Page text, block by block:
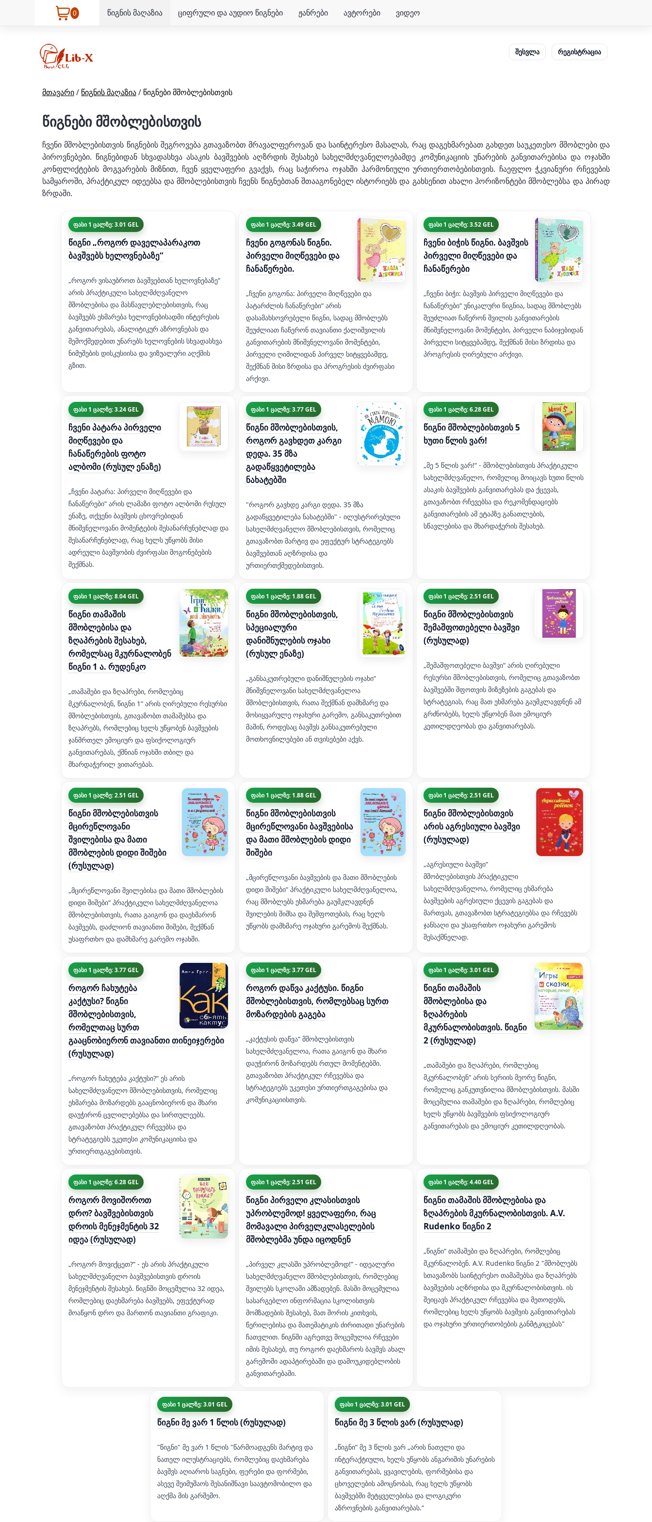
0 წიგნის მაღაზია ციფრული და აუდიო წიგნები ჟანრები ავტორები ვიდეო
შესვლა რეგისტრაცია
მთავარი/ წიგნის მაღაზია/ წიგნები მშობლებისთვის
წიგნები მშობლებისთვის
ჩვენი მშობლებისთვის წიგნების შეგროვება გთავაზობთ მრავალფეროვან და საინტერესო მასალას, რაც დაგეხმარებათ გახდეთ საუკეთესო მშობლები და
პიროვნებები. წიგნებიდან სხვადასხვა ასაკის ბავშვების აღზრდის შესახებ სახელმძღვანელოებამდე კომუნიკაციის უნარების განვითარებისა და ოჯახში
კონფლიქტების მოგვარების მიზნით, ჩვენ ყველაფერი გვაქვს, რაც საჭიროა ოჯახში ჰარმონიული ურთიერთობებისთვის. ჩაეფლო ჭკვიანური რჩევების
სამყაროში, პრაქტიკულ იდეებსა და მშობლებისთვის ჩვენს წიგნებთან შთააგონებელ ისტორიებს და გახსენით ახალი ჰორიზონტები მშობლებსა და პირად
ზრდაში.
ფასი 1 ცალზე: 3.01 GEL
წიგნი „როგორ დაველაპარაკოთ
ბავშვებს ხელოვნებაზე“
„როგორ ვისაუბროთ ბავშვებთან ხელოვნებაზე“
არის პრაქტიკული სახელმძღვანელო
მშობლებისა და მასწავლებლებისთვის, რაც
ბავშვებს ეხმარება ხელოვნებისადმი ინტერესის
განვითარებას, ანალიტიკურ აზროვნებას და
შემოქმედებით უნარებს ხელოვნების სხვადასხვა
ნიმუშების დისკუსიისა და ვიზუალური აღქმის
გზით.
ფასი 1 ცალზე: 3.49 GEL
ჩვენი გოგონას წიგნი.
პირველი მიღწევები და
ჩანაწერები.
„ჩვენი გოგონა: პირველი მიღწევები და
პატარძლის ჩანაწერები“ არის
დასამახსოვრებელი წიგნი, სადაც მშობლებს
შეუძლიათ ჩაწერონ თავიანთი ქალიშვილის
განვითარების მნიშვნელოვანი მომენტები,
პირველი ღიმილიდან პირველ სიტყვებამდე,
შექმნან მისი ზრდისა და პროგრესის ძვირფასი
არქივი.
ფასი 1 ცალზე: 3.52 GEL
ჩვენი ბიჭის წიგნი. ბავშვის
პირველი მიღწევები და
ჩანაწერები
„ჩვენი ბიჭი: ბავშვის პირველი მიღწევები და
ჩანაწერები“ უნიკალური წიგნია, სადაც მშობლებს
შეუძლიათ ჩაწერონ შვილის განვითარების
მნიშვნელოვანი მომენტები, პირველი ნაბიჯებიდან
პირველი სიტყვებამდე, შექმნან მისი ზრდისა და
პროგრესის ღირებული არქივი.
ფასი 1 ცალზე: 3.24 GEL
ჩვენი პატარა პირველი
მიღწევები და
ჩანაწერების ფოტო
ალბომი (რუსულ ენაზე)
„ჩვენი პატარა: პირველი მიღწევები და
ჩანაწერები“ არის ლამაზი ფოტო ალბომი რუსულ
ენაზე, თქვენი ბავშვის ცხოვრებიდან
მნიშვნელოვანი მომენტების შესანარჩუნებლად და
შესანარჩუნებლად, რაც ხელს უწყობს მისი
ადრეული ბავშვობის ძვირფასი მოგონებების
შექმნას.
ფასი 1 ცალზე: 3.77 GEL
წიგნი მშობლებისთვის,
როგორ გავხდეთ კარგი
დედა. 35 მზა
გადაწყვეტილება
ნახატებში
"როგორ გავხდე კარგი დედა. 35 მზა
გადაწყვეტილება ნახატებში" - ილუსტრირებული
სახელმძღვანელო მშობლებისთვის, რომელიც
გთავაზობთ მარტივ და ეფექტურ სტრატეგიებს
ბავშვებთან აღზრდისა და
ურთიერთქმედებისთვის.
ფასი 1 ცალზე: 6.28 GEL
წიგნი მშობლებისთვის 5
ხუთი წლის ვარ!
„მე 5 წლის ვარ!“ - მშობლებისთვის პრაქტიკული
სახელმძღვანელო, რომელიც მოიცავს ხუთი წლის
ასაკის ბავშვების განვითარებას და ქცევას,
გთავაზობთ რჩევებსა და რეკომენდაციებს
განვითარების ამ ეტაპზე განათლების,
სწავლებისა და მხარდაჭერის შესახებ.
ფასი 1 ცალზე: 8.04 GEL
წიგნი თამაშის
მშობლებისა და
ზღაპრების შესახებ,
რომელსაც მკურნალობენ
წიგნი 1 ა. რუდენკო
„თამაშები და ზღაპრები, რომლებიც
მკურნალობენ, წიგნი 1“ არის ღირებული რესურსი
მშობლებისთვის, გთავაზობთ თამაშებსა და
ზღაპრებს, რომლებიც ხელს უწყობენ ბავშვების
ჯანმრთელ ემოციურ და ფსიქოლოგიურ
განვითარებას, ქმნიან ოჯახში თბილ და
მხარდაჭერილ ვითარებას.
ფასი 1 ცალზე: 1.88 GEL
წიგნი მშობლებისთვის,
სპეციალური
დანიშნულების ოჯახი
(რუსულ ენაზე)
„განსაკუთრებული დანიშნულების ოჯახი“
მნიშვნელოვანი სახელმძღვანელოა
მშობლებისთვის, რათა შექმნან დამხმარე და
მოსიყვარულე ოჯახური გარემო, განსაკუთრებით
მაშინ, როდესაც ბავშვს განსაკუთრებული
მოთხოვნილებები ან თვისებები აქვს.
ფასი 1 ცალზე: 2.51 GEL
წიგნი მშობლებისთვის
შემაშფოთებელი ბავშვი
(რუსულად)
„შემაშფოთებელი ბავშვი“ არის ღირებული
რესურსი მშობლებისთვის, რომელიც გთავაზობთ
ბავშვებში შფოთვის მიზეზების გაგებას და
სტრატეგიას, რაც მათ ეხმარება გაუმკლავდნენ ამ
გრძნობებს, ხელს უწყობენ მათ ემოციურ
კეთილდღეობას და განვითარებას.
ფასი 1 ცალზე: 2.51 GEL
წიგნი მშობლებისთვის
მცირეწლოვანი
შვილებისა და მათი
მშობლების დიდი შიშები
(რუსულად)
„მცირეწლოვანი შვილებისა და მათი მშობლების
დიდი შიშები“ პრაქტიკული სახელმძღვანელოა
მშობლებისთვის, რათა გაიგონ და დაეხმარონ
ბავშვებს, დაძლიონ თავიანთი შიშები, შექმნან
უსაფრთხო და დამხმარე გარემო ოჯახში.
ფასი 1 ცალზე: 1.88 GEL
წიგნი მშობლებისთვის
მცირეწლოვანი ბავშვებისა
და მათი მშობლების დიდი
შიშები
„მცირეწლოვანი ბავშვების და მათი მშობლების
დიდი შიშები“ პრაქტიკული სახელმძღვანელოა,
რაც მშობლებს ეხმარება გაუმკლავდნენ
შვილების შიშსა და შეშფოთებას, რაც ხელს
უწყობს დამხმარე ოჯახური გარემოს შექმნას.
ფასი 1 ცალზე: 2.51 GEL
წიგნი მშობლებისთვის
არის აგრესიული ბავშვი
(რუსულად)
„აგრესიული ბავშვი“
მშობლებისთვის პრაქტიკული
სახელმძღვანელოა, რომელიც ეხმარება
ბავშვების აგრესიული ქცევის გაგებას და
მართვას, გთავაზობთ სტრატეგიებსა და რჩევებს
ჯანსაღი და უსაფრთხო ოჯახური გარემოს
შესაქმნელად.
ფასი 1 ცალზე: 3.77 GEL
როგორ ჩახუტება
კაქტუსი? წიგნი
მშობლებისთვის,
რომელთაც სურთ
გააცნობიერონ თავიანთი თინეიჯერები
(რუსულად)
„როგორ ჩახუტება კაქტუსი?“ ეს არის
სახელმძღვანელო მშობლებისთვის, რომელიც
ეხმარება მოზარდებს გააცნობიერონ და მხარი
დაუჭირონ ცვლილებებსა და სირთულეებს.
გთავაზობთ პრაქტიკულ რჩევებსა და
სტრატეგიებს უკეთესი კომუნიკაციისა და
ურთიერთგაგებისთვის.
ფასი 1 ცალზე: 3.77 GEL
როგორ დაწვა კაქტუსი. წიგნი
მშობლებისთვის, რომლებსაც სურთ
მოზარდების გაგება
„კაქტუსის დაწვა“ მშობლებისთვის
სახელმძღვანელოა, რათა გაიგონ და მხარი
დაუჭირონ მოზარდებს რთულ მომენტებში.
გთავაზობთ პრაქტიკულ რჩევებსა და
სტრატეგიებს უკეთესი ურთიერთგაგებისა და
კომუნიკაციისთვის.
ფასი 1 ცალზე: 3.01 GEL
წიგნი თამაშის
მშობლებისა და
ზღაპრების
მკურნალობისთვის. წიგნი
2 (რუსულად)
„თამაშები და ზღაპრები, რომლებიც
მკურნალობენ“ არის სერიის მეორე წიგნი,
რომელიც განკუთვნილია მშობლებისთვის. მასში
მოცემულია თამაშები და ზღაპრები, რომლებიც
ხელს უწყობს ბავშვების ფსიქოლოგიურ
განვითარებას და ემოციურ კეთილდღეობას.
ფასი 1 ცალზე: 6.28 GEL
როგორ მოვიშოროთ
დრო? ბავშვებისთვის
დროის მენეჯმენტის 32
იდეა (რუსულად)
„როგორ მოვიქცეთ?“ - ეს არის პრაქტიკული
სახელმძღვანელო ბავშვებისთვის დროის
მენეჯმენტის შესახებ. წიგნში მოცემულია 32 იდეა,
რომლებიც დაეხმარება ბავშვებს, ეფექტურად
მოაწყონ დრო და მართონ თავიანთი გრაფიკი.
ფასი 1 ცალზე: 2.51 GEL
წიგნი პირველი კლასისთვის
უპრობლემოდ! ყველაფერი, რაც
მომავალი პირველკლასელების
მშობლებმა უნდა იცოდნენ
„პირველ კლასში უპრობლემოდ!“ - იდეალური
სახელმძღვანელო მშობლებისთვის, რომლებიც
შვილებს სკოლაში ამზადებენ. მასში მოცემულია
სასარგებლო ინფორმაცია სკოლისთვის
მომზადების შესახებ, მათ შორის კითხვის,
წერილებისა და მათემატიკის ძირითადი უნარების
ჩათვლით. წიგნში აგრეთვე მოცემულია რჩევები
იმის შესახებ, თუ როგორ დაეხმაროს ბავშვს ახალ
გარემოში ადაპტირებაში და დამოუკიდებლობის
განვითარებაში.
ფასი 1 ცალზე: 4.40 GEL
წიგნი თამაშის მშობლებისა და
ზღაპრების მკურნალობისთვის. A.V.
Rudenko წიგნი 2
„წიგნი“ თამაშები და ზღაპრები, რომლებიც
მკურნალობენ. A.V. Rudenko წიგნი 2 "მშობლებს
სთავაზობს საინტერესო თამაშებსა და ზღაპრებს
ბავშვების აღზრდისა და მკურნალობისთვის. ის
შეიცავს პრაქტიკულ რჩევებსა და მეთოდებს,
რომლებიც ხელს უწყობს ბავშვის განვითარებას
და ოჯახური ურთიერთობების განმტკიცებას"
ფასი 1 ცალზე: 3.01 GEL
წიგნი მე ვარ 1 წლის (რუსულად)
"წიგნი" მე ვარ 1 წლის "წარმოადგენს მარტივ და
ნათელ ილუსტრაციებს, რომლებიც დაეხმარება
ბავშვს აღიაროს საგნები, ფერები და ფორმები,
ასევე შეიმუშაოს შესანიშნავი საავტომობილო და
აღქმა მის გარშემო.
ფასი 1 ცალზე: 3.01 GEL
წიგნი მე 3 წლის ვარ (რუსულად)
„წიგნი“ მე 3 წლის ვარ „არის ნათელი და
ინტერაქტიული, ხელს უწყობს ანგარიშის უნარების
განვითარებას, ყვავილების, ფორმებისა და
ცხოველების ამოცნობას, რაც ხელს უწყობს
ბავშვებში მეტყველებისა და ლოგიკური
აზროვნების განვითარებას.“